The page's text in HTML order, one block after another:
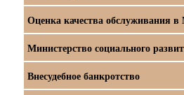
Оценка качества обслуживания
Министерство социального
Внесудебное банкротство